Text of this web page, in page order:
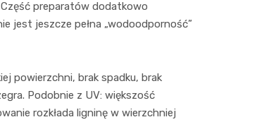
preparatów dodatkowo
jest jeszcze pełna „wodoodporność”
powierzchni, brak spadku, brak
Podobnie z UV: większość
rozkłada ligninę w wierzchniej